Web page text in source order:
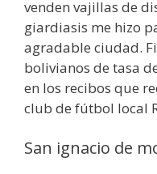
venden vajillas de
giardiasis me hizo
agradable ciudad.
bolivianos de tasa
en los recibos que
club de fútbol local
San ignacio de